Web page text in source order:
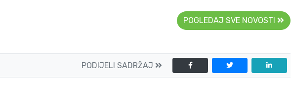
POGLEDAJ SVE NOVOSTI
PODIJELI SADRŽAJ